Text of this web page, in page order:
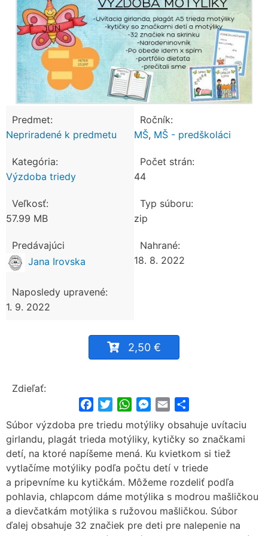
Predmet:
Nepriradené k predmetu
Ročník:
MŠ, MŠ - predškoláci
Kategória:
Výzdoba triedy
Počet strán:
44
Veľkosť:
57.99 MB
Typ súboru:
zip
Predávajúci
Jana Irovska
Nahrané:
18. 8. 2022
Naposledy upravené:
1. 9. 2022
2,50 €
Zdieľať:
FacebookTwitterWhatsApp
Messenger
Email
Súbor výzdoba pre triedu motýliky obsahuje uvítaciu
girlandu, plagát trieda motýliky, kytičky so značkami
detí, na ktoré napíšeme mená. Ku kvietkom si tiež
vytlačíme motýliky podľa počtu detí v triede
a pripevníme ku kytičkám. Môžeme rozdeliť podľa
pohlavia, chlapcom dáme motýlika s modrou mašličkou
a dievčatkám motýlika s ružovou mašličkou. Súbor
ďalej obsahuje 32 značiek pre deti pre nalepenie na